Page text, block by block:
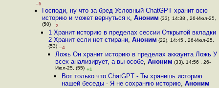
–5
Господи, ну что за бред Условный ChatGPT хранит всю
историю и может вернуться к, Аноним (33), 14:38 , 26-Июл-25,
(50) –2
1 Хранит историю в пределах сессии Открытой вкладки
2 Хранит если нет стирани,Аноним (22), 14:45 , 26-Июл-25,
(53) –4
Ложь Он хранит историю в пределах аккаунта Ложь У
всех анализирует, а вы особе, Аноним (33), 14:56 , 26-
Июл-25, (55) +1
Вот только что ChatGPT - Ты хранишь историю
нашей беседы - Я не сохраняю историю, Аноним